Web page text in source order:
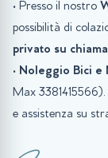
• Presso il nostro
possibilità di
privato su
• Noleggio Bici e
Max
e assistenza su